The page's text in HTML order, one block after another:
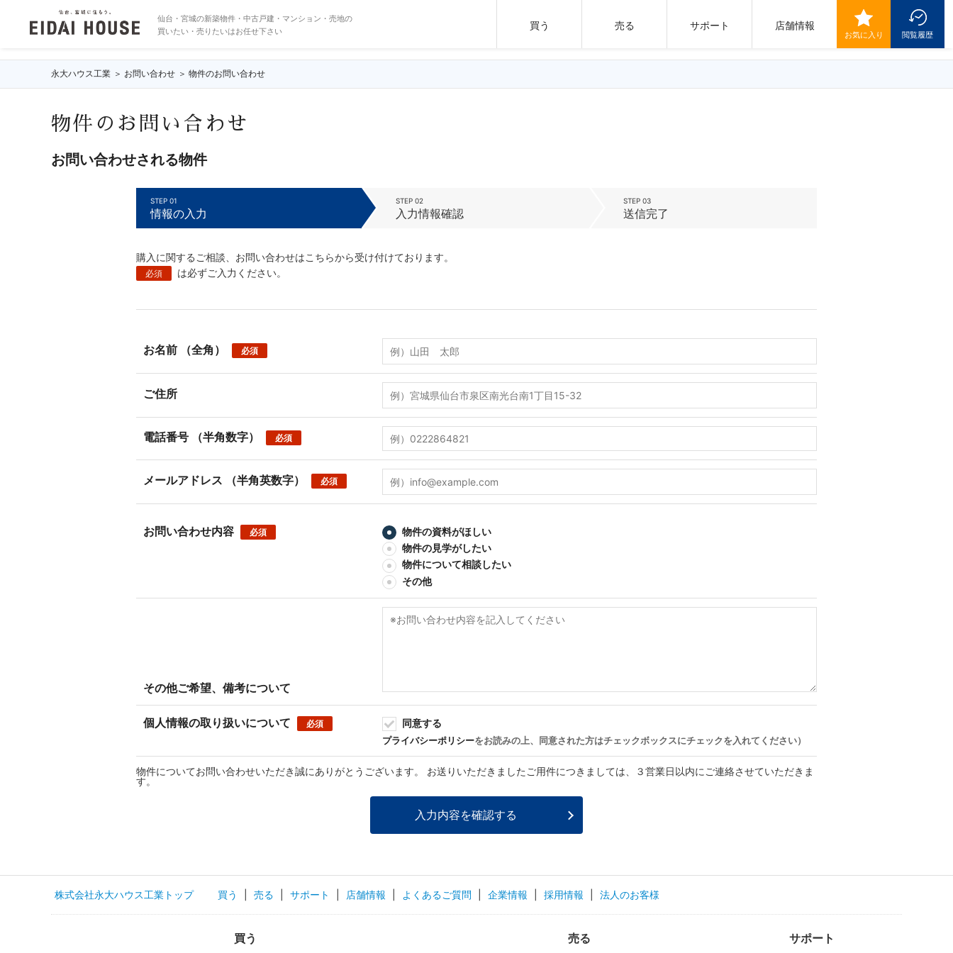
仙台・宮城の新築物件・中古戸建・マンション・売地の
買いたい・売りたいはお任せ下さい
買う 売る サポート 店舗情報
お気に入り 閲覧履歴
永大ハウス工業 お問い合わせ 物件のお問い合わせ
物件のお問い合わせ
お問い合わせされる物件
STEP 01
情報の入力
STEP 02
入力情報確認
STEP 03
送信完了
購入に関するご相談、お問い合わせはこちらから受け付けております。
必須 は必ずご入力ください。
お名前 （全角） 必須
ご住所
電話番号 （半角数字） 必須
メールアドレス （半角英数字） 必須
お問い合わせ内容 必須
物件の資料がほしい
物件の見学がしたい
物件について相談したい
その他
その他ご希望、備考について
個人情報の取り扱いについて 必須 同意する
プライバシーポリシーをお読みの上、同意された方はチェックボックスにチェックを入れてください）
物件についてお問い合わせいただき誠にありがとうございます。 お送りいただきましたご用件につきましては、３営業日以内にご連絡させていただきま
す。
株式会社永大ハウス工業トップ 買う 売る サポート 店舗情報 よくあるご質問 企業情報 採用情報 法人のお客様
買う 売る サポート